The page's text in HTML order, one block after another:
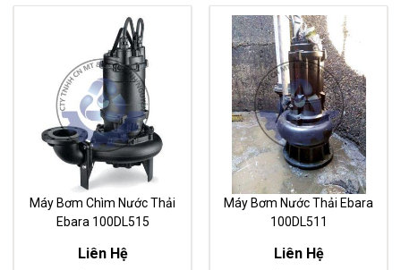
out
out
of
5
Máy Bơm Chìm Nước Thải
Ebara 100DL515
Liên Hệ
Máy Bơm Nước Thải Ebara
100DL511
Liên Hệ